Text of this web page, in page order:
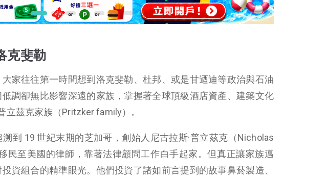
克斐勒
家往往第一時間想到洛克斐勒、杜邦、或是甘迺迪等政治與石油
調卻無比影響深遠的家族，掌握著全球頂級酒店資產、建築文化
茲克家族（Pritzker family）。
到 19 世紀末期的芝加哥，創始人尼古拉斯·普立茲克（Nicholas
民至美國的律師，靠著法律顧問工作白手起家。但真正讓家族邁
資組合的精準眼光。他們投資了諸如前言提到的故事鼻菸製造、